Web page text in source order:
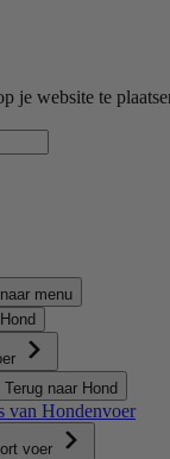
je website te
menu
Terug naar Hond
van Hondenvoer
voer